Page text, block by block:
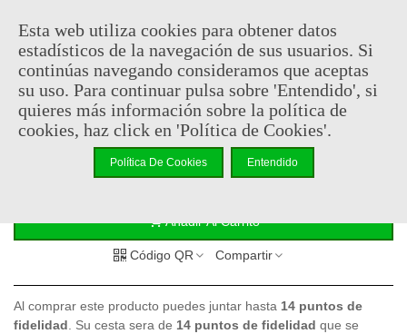
Productooficialylicenciado.
29,95 € (impuestos inc.)
Consultar disponibilidad
Añadir Al Carrito
Código QR Compartir
Al comprar este producto puedes juntar hasta 14 puntos de
fidelidad . Su cesta sera de 14 puntos de fidelidad que se
Esta web utiliza cookies para obtener datos
estadísticos de la navegación de sus usuarios. Si
continúas navegando consideramos que aceptas
su uso. Para continuar pulsa sobre 'Entendido', si
quieres más información sobre la política de
cookies, haz click en 'Política de Cookies'.
Política De Cookies Entendido